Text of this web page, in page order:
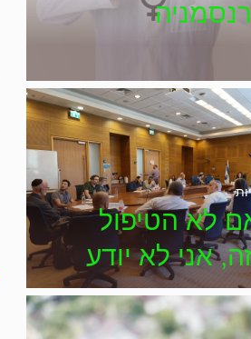
לא הטיפול
אני לא יודע
הייתי" – דיון
בכנסת